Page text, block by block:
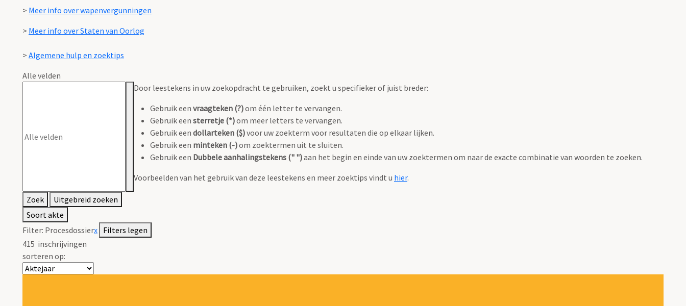
> Meer info over wapenvergunningen
> Meer info over Staten van Oorlog
> Algemene hulp en zoektips
Alle velden
Door leestekens in uw zoekopdracht te gebruiken, zoekt u specifieker of juist breder:
Gebruik een vraagteken (?)om één letter te vervangen.
Gebruik een sterretje (*)om meer letters te vervangen.
Gebruik een dollarteken ($)voor uw zoekterm voor resultaten die op elkaar lijken.
Gebruik een minteken (-)om zoektermen uit te sluiten.
Gebruik een Dubbele aanhalingstekens (" ")aan het begin en einde van uw zoektermen om naar de exacte combinatie van woorden te zoeken.
Voorbeelden van het gebruik van deze leestekens en meer zoektips vindt u hier.
Zoek
Uitgebreid zoeken
Soort akte
Filter: Procesdossierx Filters legen
415 inschrijvingen
sorteren op: